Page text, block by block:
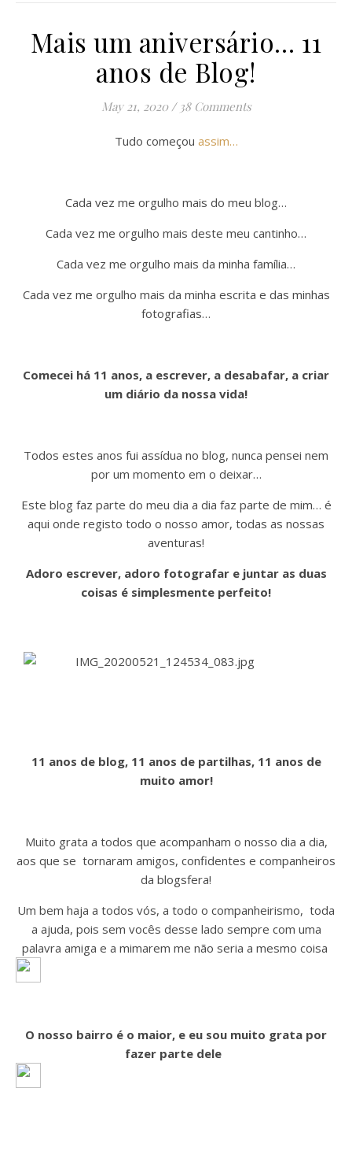
Mais um aniversário… 11
anos de Blog!
May 21, 2020 / 38 Comments
Tudo começou assim…
Cada vez me orgulho mais do meu blog…
Cada vez me orgulho mais deste meu cantinho…
Cada vez me orgulho mais da minha família…
Cada vez me orgulho mais da minha escrita e das minhas
fotografias…
Comecei há 11 anos, a escrever, a desabafar, a criar
um diário da nossa vida!
Todos estes anos fui assídua no blog, nunca pensei nem
por um momento em o deixar…
Este blog faz parte do meu dia a dia faz parte de mim… é
aqui onde registo todo o nosso amor, todas as nossas
aventuras!
Adoro escrever, adoro fotografar e juntar as duas
coisas é simplesmente perfeito!
11 anos de blog, 11 anos de partilhas, 11 anos de
muito amor!
Muito grata a todos que acompanham o nosso dia a dia,
aos que se tornaram amigos, confidentes e companheiros
da blogsfera!
Um bem haja a todos vós, a todo o companheirismo, toda
a ajuda, pois sem vocês desse lado sempre com uma
palavra amiga e a mimarem me não seria a mesmo coisa
O nosso bairro é o maior, e eu sou muito grata por
fazer parte dele